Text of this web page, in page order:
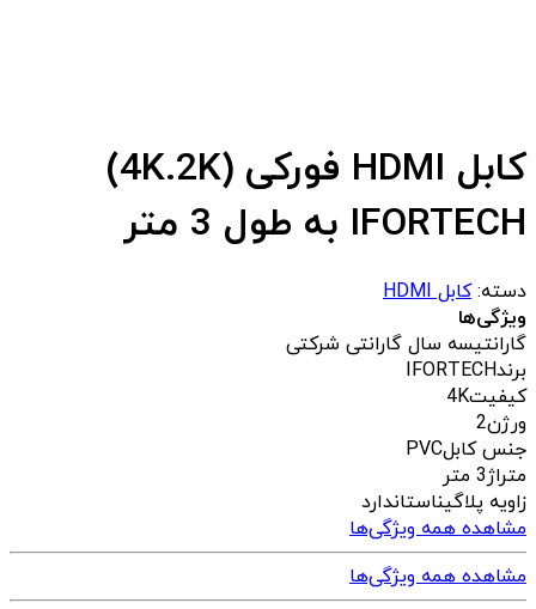
کابل HDMI فورکی (4K.2K)
IFORTECH به طول 3 متر
دسته:کابل HDMI
ویژگی‌ها
گارانتیسه سال گارانتی شرکتی
برندIFORTECH
کیفیت4K
ورژن2
جنس کابلPVC
متراژ3 متر
زاویه پلاگیناستاندارد
مشاهده همه ویژگی‌ها
مشاهده همه ویژگی‌ها